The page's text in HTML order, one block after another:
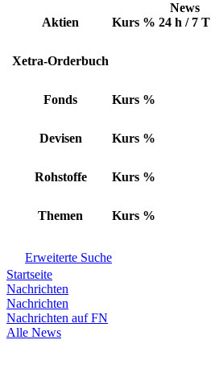
Aktien Kurs %
News
24 h / 7 T
Xetra-Orderbuch
Fonds Kurs %
Devisen Kurs %
Rohstoffe Kurs %
Themen Kurs %
Erweiterte Suche
Startseite
Nachrichten
Nachrichten
Nachrichten auf FN
Alle News